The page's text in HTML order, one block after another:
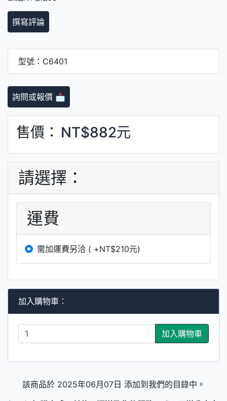
撰寫評論
型號：C6401
詢問或報價 📩
售價： NT$882元
請選擇：
運費
需加運費另洽 ( +NT$210元)
加入購物車：
加入購物車
該商品於 2025年06月07日 添加到我們的目錄中。